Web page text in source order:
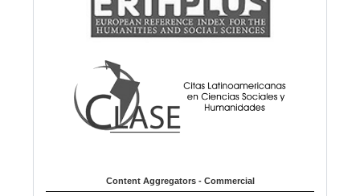
Content Aggregators - Commercial